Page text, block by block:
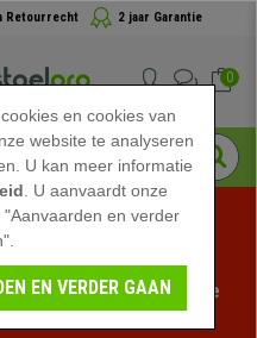
Retourrecht 2 jaar Garantie
0
bij bureaustoelpro!
beperkte tijd - Bekijk de
en cookies van
website te analyseren
U kan meer informatie
. U aanvaardt onze
en verder
EN VERDER GAAN